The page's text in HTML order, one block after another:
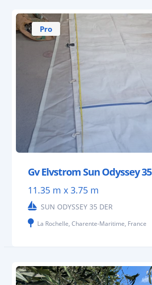
Pro
Gv Elvstrom Sun Odyssey 35
11.35 m x 3.75 m
SUN ODYSSEY 35 DER
La Rochelle, Charente-Maritime, France